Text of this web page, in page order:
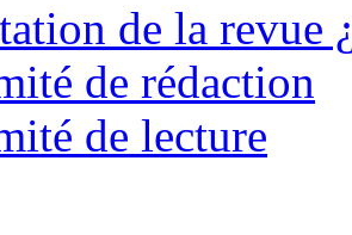
de la revue
de rédaction
de lecture